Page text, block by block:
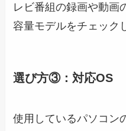
レビ番組の録画や動画
容量モデルをチェック
選び方③：対応OS
使用しているパソコン